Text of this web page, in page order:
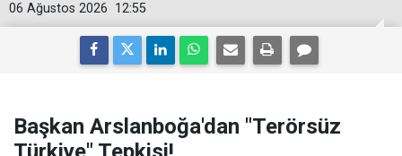
12:55
06 Ağustos 2026
Başkan Arslanboğa'dan "Terörsüz